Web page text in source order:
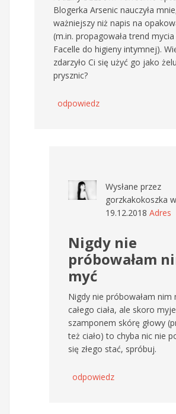
Blogerka Arsenic nauczyła
ważniejszy niż napis na
(m.in. propagowała trend
Facelle do higieny intymnej).
zdarzyło Ci się użyć go jako
prysznic?
odpowiedz
Wysłane przez
gorzkakokoszka w
19.12.2018 Adres
Nigdy nie
próbowałam
myć
Nigdy nie próbowałam nim
całego ciała, ale skoro
szamponem skórę głowy
też ciało) to chyba nic nie
się złego stać, spróbuj.
odpowiedz